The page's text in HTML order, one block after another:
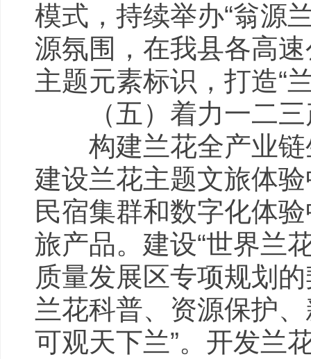
模式，持续举办“翁源
源氛围，在我县各高
主题元素标识，打造“
（五）着力一二三
构建兰花全产业链
建设兰花主题文旅体
民宿集群和数字化体
旅产品。建设“世界兰
质量发展区专项规划
兰花科普、资源保护
可观天下兰”。开发兰